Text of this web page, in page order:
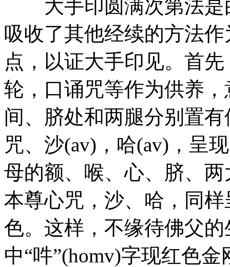
大手印圆满次第法是
吸收了其他经续的方法
点，以证大手印见。首
轮，口诵咒等作为供养
间、脐处和两腿分别置
咒、沙(av)，哈(av)，呈
母的额、喉、心、脐、
本尊心咒，沙、哈，同
色。这样，不缘待佛父
中“吽”(homv)字现红色金